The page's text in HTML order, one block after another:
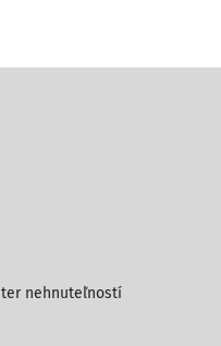
nehnuteľností